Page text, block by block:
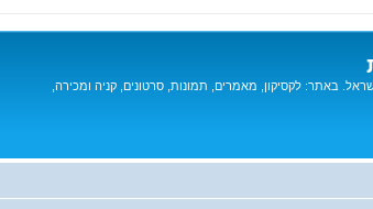
באתר: לקסיקון, מאמרים, תמונות, סרטונים, קניה ומכירה,